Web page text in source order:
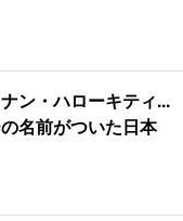
ン・ハローキティ...
名前がついた日本